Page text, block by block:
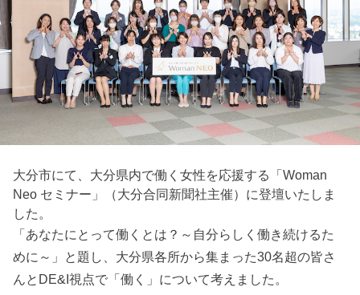
大分市にて、大分県内で働く女性を応援する「Woman
Neo セミナー」（大分合同新聞社主催）に登壇いたしま
した。
「あなたにとって働くとは？～自分らしく働き続けるた
めに～」と題し、大分県各所から集まった30名超の皆さ
んとDE&I視点で「働く」について考えました。